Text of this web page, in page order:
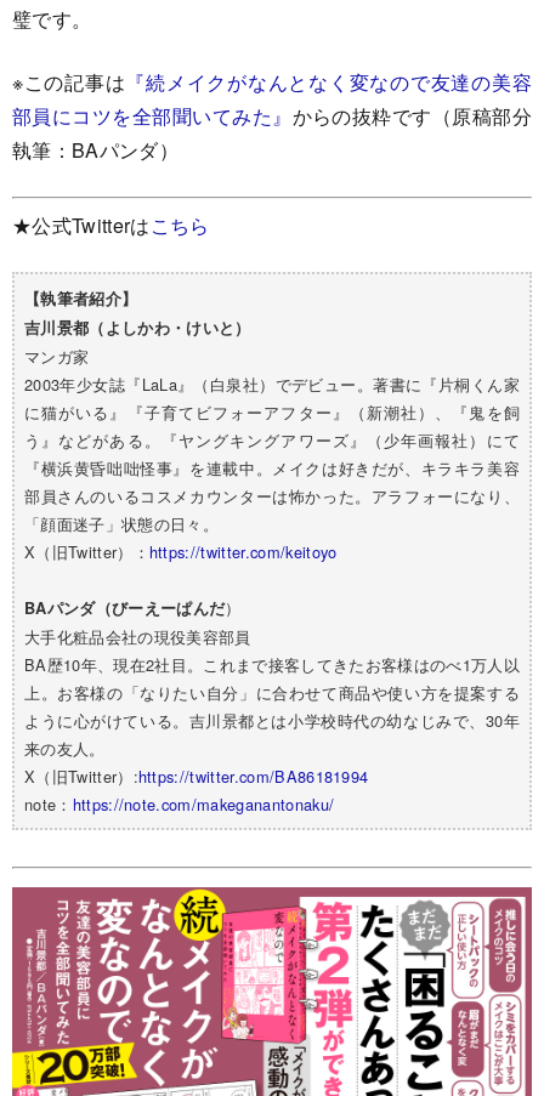
璧です。
※この記事は 『続メイクがなんとなく変なので友達の美容
部員にコツを全部聞いてみた』 からの抜粋です（原稿部分
執筆：BAパンダ）
★公式Twitterはこちら
【執筆者紹介】
吉川景都（よしかわ・けいと）
マンガ家
2003年少女誌『LaLa』（白泉社）でデビュー。著書に『片桐くん家
に猫がいる』『子育てビフォーアフター』（新潮社）、『鬼を飼
う』などがある。『ヤングキングアワーズ』（少年画報社）にて
『横浜黄昏咄咄怪事』を連載中。メイクは好きだが、キラキラ美容
部員さんのいるコスメカウンターは怖かった。アラフォーになり、
「顔面迷子」状態の日々。
X（旧Twitter）： https://twitter.com/keitoyo
BAパンダ（びーえーぱんだ）
大手化粧品会社の現役美容部員
BA歴10年、現在2社目。これまで接客してきたお客様はのべ1万人以
上。お客様の「なりたい自分」に合わせて商品や使い方を提案する
ように心がけている。吉川景都とは小学校時代の幼なじみで、30年
来の友人。
X（旧Twitter）:https://twitter.com/BA86181994
note： https://note.com/makeganantonaku/